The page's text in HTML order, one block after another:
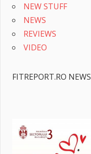
NEW STUFF
NEWS
REVIEWS
VIDEO
FITREPORT.RO NEWS